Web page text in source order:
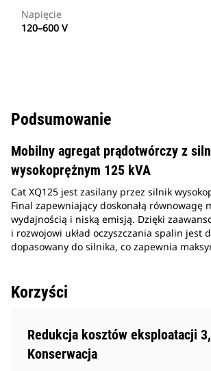
Napięcie
120–600 V
Podsumowanie
Mobilny agregat prądotwórczy z
wysokoprężnym 125 kVA
Cat XQ125 jest zasilany przez silnik
Final zapewniający doskonałą równowagę
wydajnością i niską emisją. Dzięki
i rozwojowi układ oczyszczania spalin jest
dopasowany do silnika, co zapewnia
Korzyści
Redukcja kosztów eksploatacji
Konserwacja